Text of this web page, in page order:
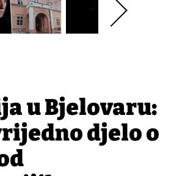
u Bjelovaru:
djelo o